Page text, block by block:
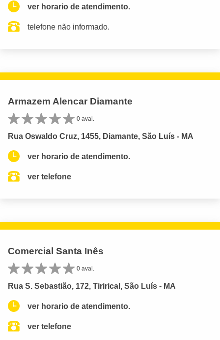
ver horario de atendimento.
telefone não informado.
Armazem Alencar Diamante
0 aval.
Rua Oswaldo Cruz, 1455, Diamante, São Luís - MA
ver horario de atendimento.
ver telefone
Comercial Santa Inês
0 aval.
Rua S. Sebastião, 172, Tirirical, São Luís - MA
ver horario de atendimento.
ver telefone